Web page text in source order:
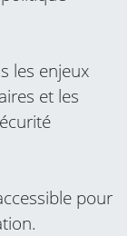
les enjeux
et les
pour